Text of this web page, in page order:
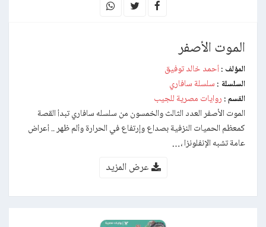
الموت الأصفر
المؤلف : أحمد خالد توفيق
السلسلة : سلسلة سافاري
القسم : روايات مصرية للجيب
الموت الأصفر العدد الثالث والخمسون من سلسله سافاري تبدأ القصة
كمعظم الحميات النزفية بصداع وإرتفاع في الحرارة وألم ظهر .. أعراض
عامة تشبه الإنفلونزا ،…
عرض المزيد